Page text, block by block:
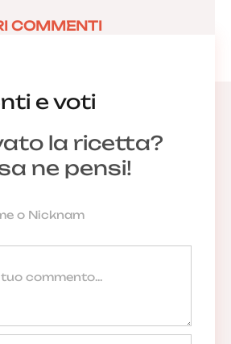
e voti
la ricetta?
ne pensi!
COMMENTI